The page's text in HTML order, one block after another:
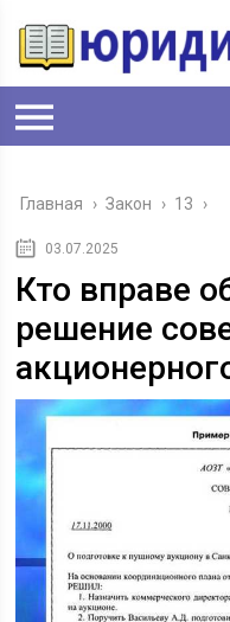
Главная › Закон › 13 ›
03.07.2025
Кто вправе
решение